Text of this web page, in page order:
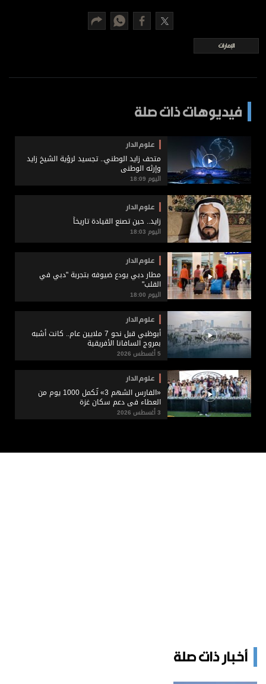
مواقيت الصلاة
الأحوال الجوية
الإمارات
فيديوهات ذات صلة
علوم الدار
متحف زايد الوطني.. تجسيد لرؤية الشيخ زايد
وإرثه الوطني
اليوم 18:09
علوم الدار
زايد.. حين تصنع القيادة تاريخاً
اليوم 18:03
علوم الدار
مطار دبي يودع ضيوفه بتجربة "دبي في
القلب"
اليوم 18:00
علوم الدار
أبوظبي قبل نحو 7 ملايين عام.. كانت أشبه
بمروج السافانا الأفريقية
5 أغسطس 2026
علوم الدار
«الفارس الشهم 3» تُكمل 1000 يوم من
العطاء في دعم سكان غزة
3 أغسطس 2026
أخبار ذات صلة